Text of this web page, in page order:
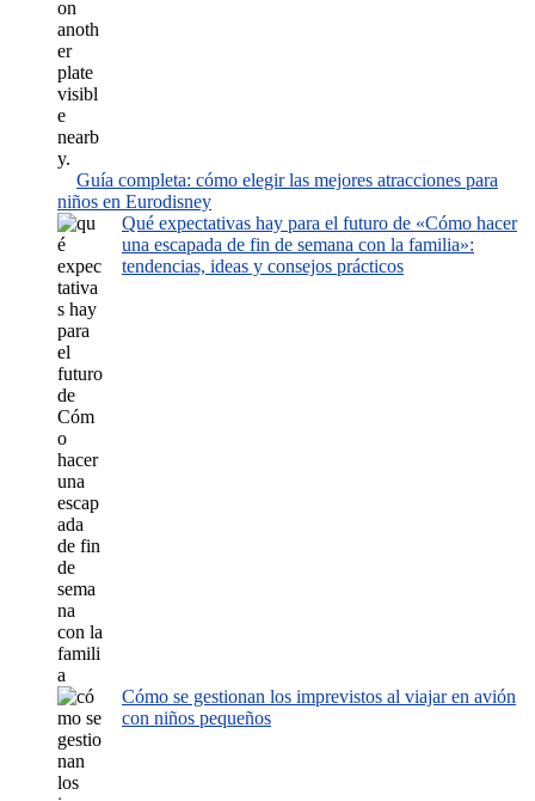
Guía completa: cómo elegir las mejores atracciones para
niños en Eurodisney
Qué expectativas hay para el futuro de «Cómo hacer
una escapada de fin de semana con la familia»:
tendencias, ideas y consejos prácticos
Cómo se gestionan los imprevistos al viajar en avión
con niños pequeños